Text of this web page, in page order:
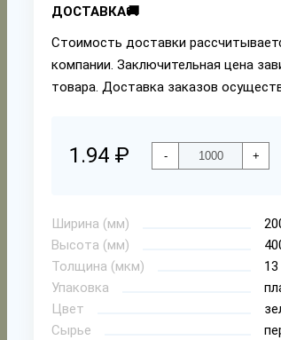
ДОСТАВКА🚚
Стоимость доставки
компании. Заключительная цена
товара. Доставка заказов
1.94 ₽ - +
Ширина (мм)
Высота (мм)
Толщина (мкм)
13
Упаковка
Цвет
Сырье